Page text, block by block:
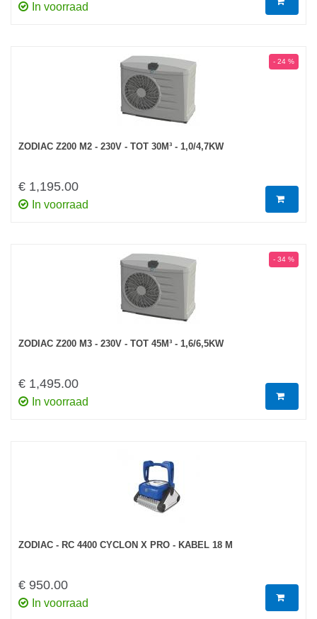
In voorraad
- 24 %
ZODIAC Z200 M2 - 230V - TOT 30M³ - 1,0/4,7KW
€ 1,195.00
In voorraad
- 34 %
ZODIAC Z200 M3 - 230V - TOT 45M³ - 1,6/6,5KW
€ 1,495.00
In voorraad
ZODIAC - RC 4400 CYCLON X PRO - KABEL 18 M
€ 950.00
In voorraad